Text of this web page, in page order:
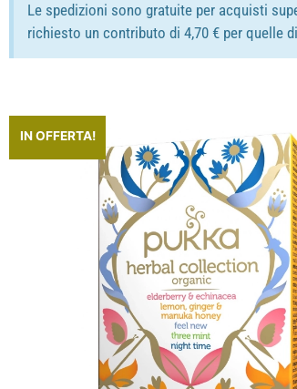
Le spedizioni sono gratuite per acquisti
richiesto un contributo di 4,70 € per quelle
IN OFFERTA!